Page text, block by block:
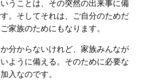
うことは、その突然の出来事に備
。そしてそれは、ご自分のためだ
家族のためにもなります。
分からないけれど、家族みんなが
ように備える。そのために必要な
入なのです。